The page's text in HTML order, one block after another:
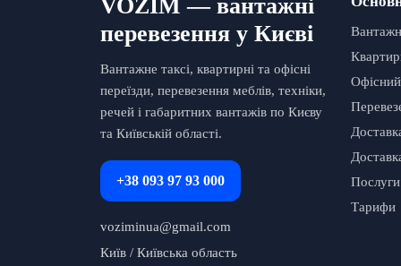
VOZIM — вантажні
перевезення у Києві
Вантажне таксі, квартирні та офісні
переїзди, перевезення меблів, техніки,
речей і габаритних вантажів по Києву
та Київській області.
+38 093 97 93 000
voziminua@gmail.com
Київ / Київська область
Офісний
Тарифи